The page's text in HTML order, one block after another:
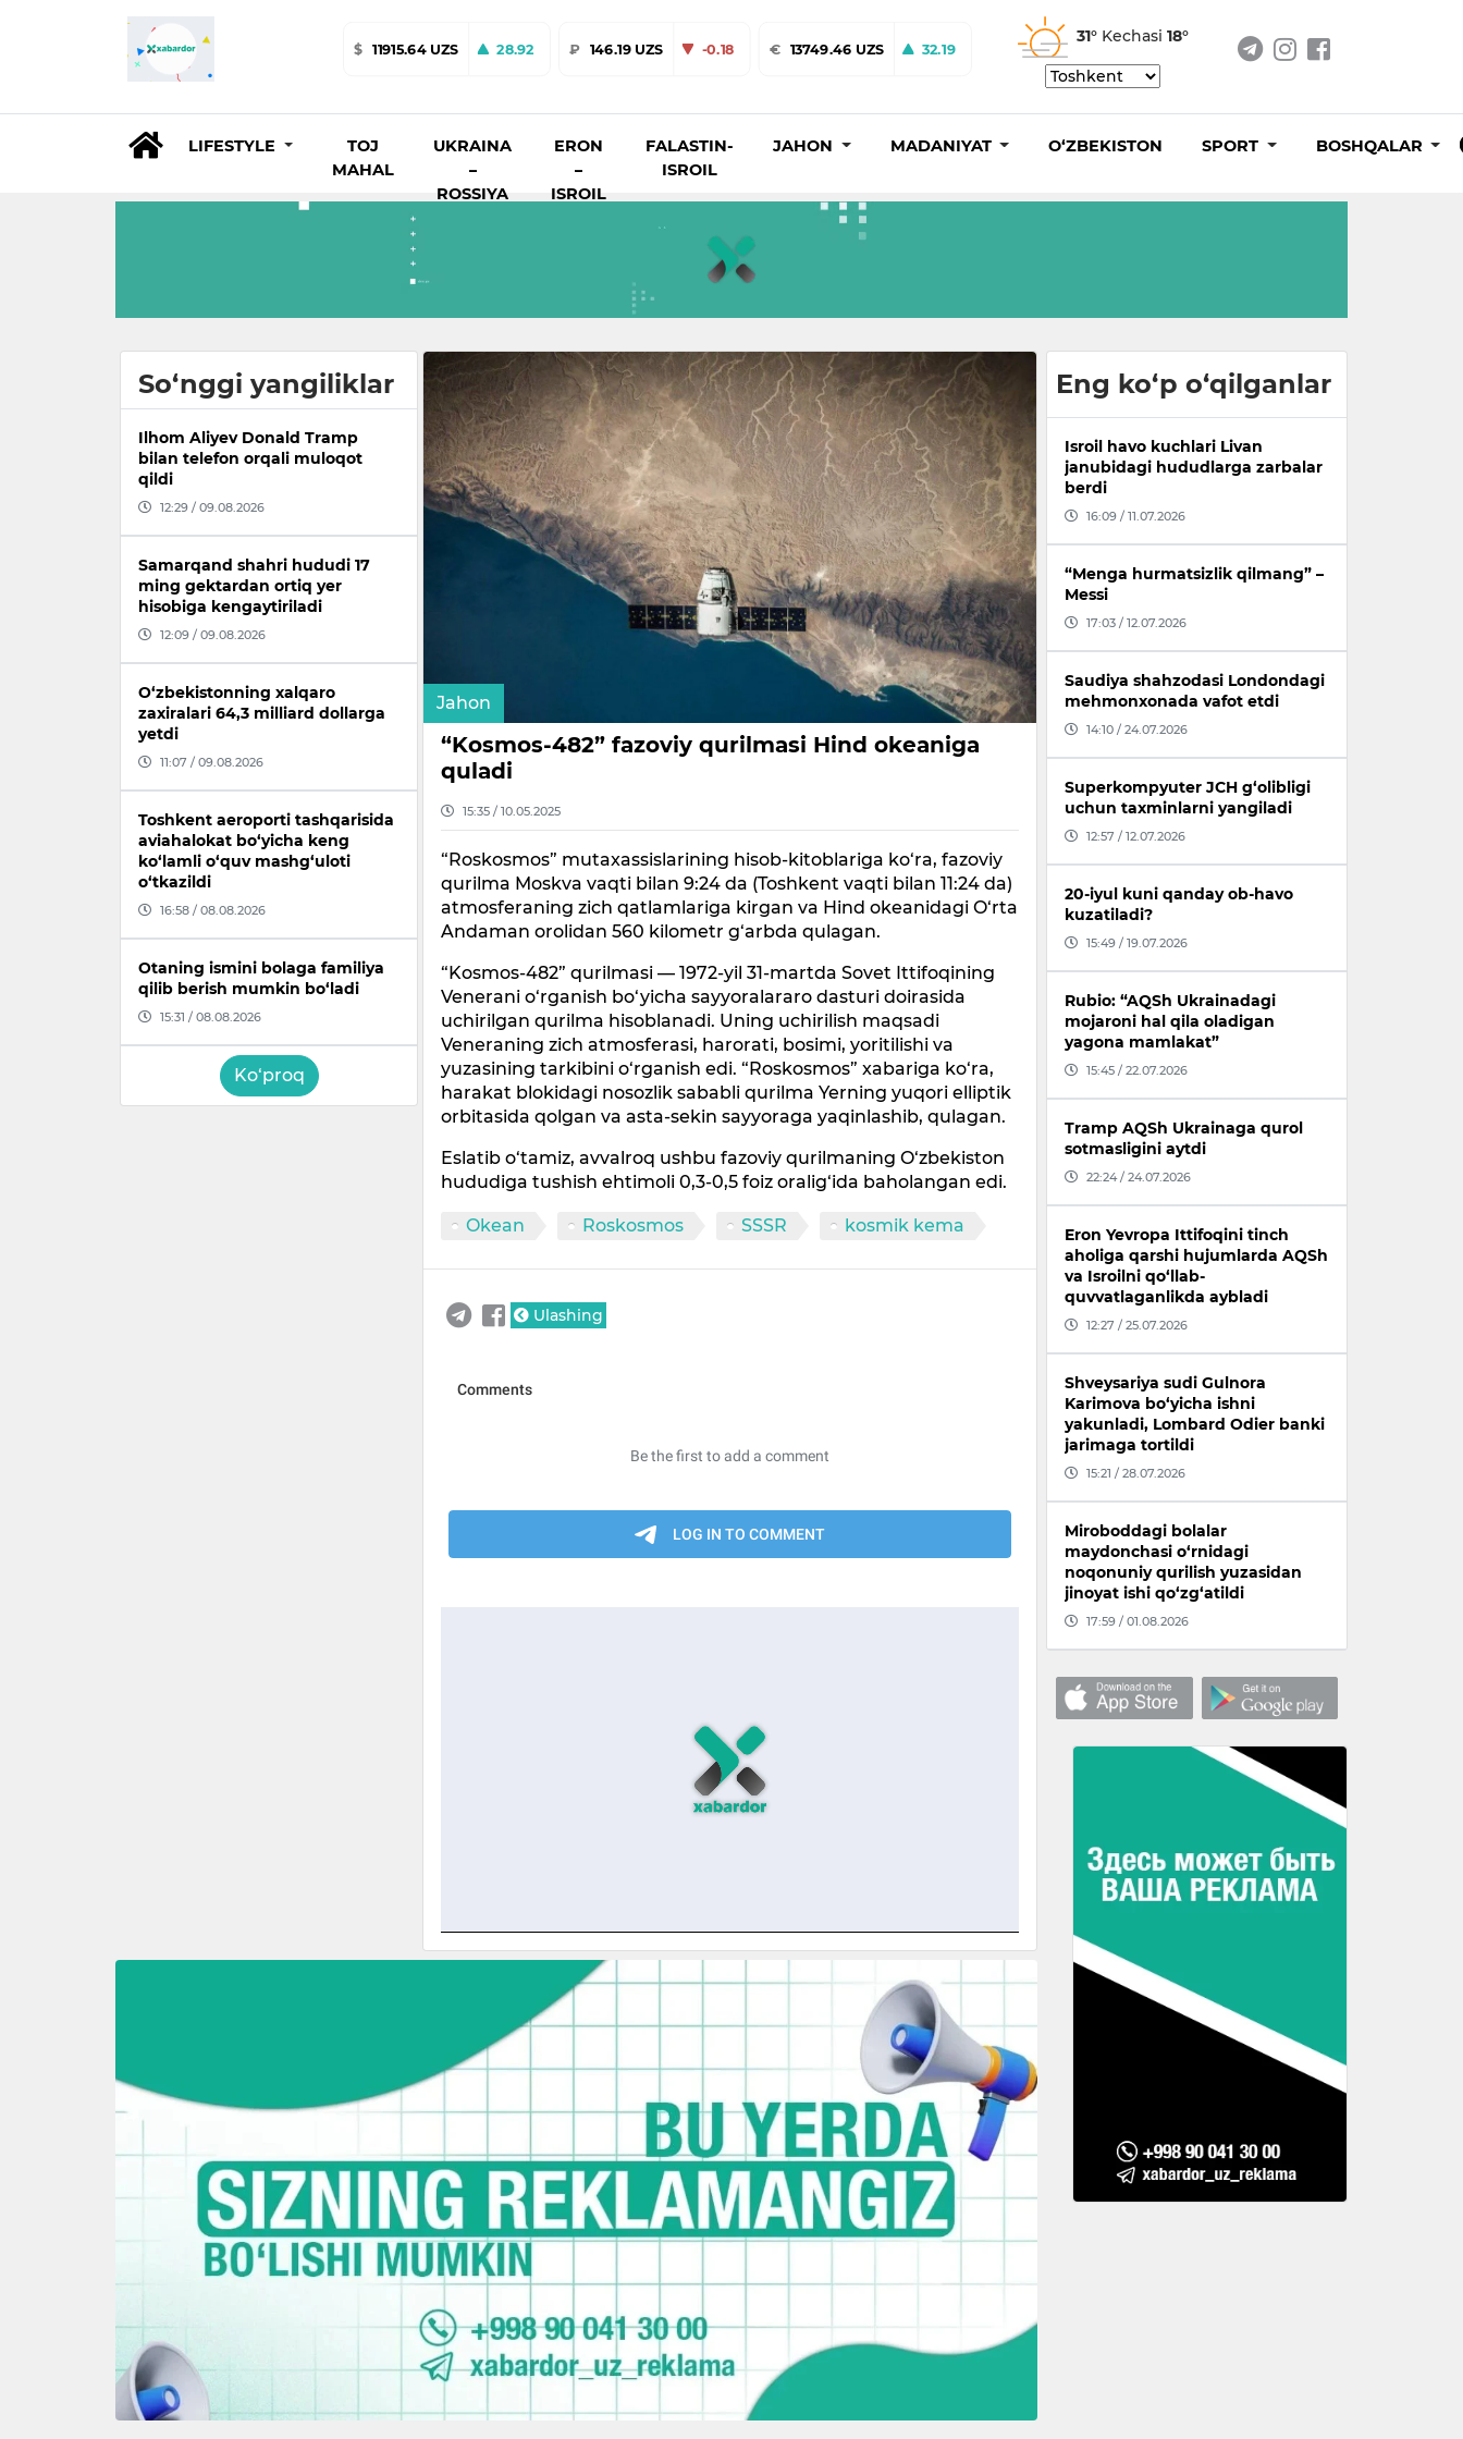
$ 11915.64 UZS 28.92 ₽ 146.19 UZS -0.18 € 13749.46 UZS 32.19
31° Kechasi 18°
LIFESTYLE
TOJ
MAHAL
UKRAINA
–
ROSSIYA
ERON
–
ISROIL
FALASTIN-
ISROIL
JAHON MADANIYAT O‘ZBEKISTON SPORT BOSHQALAR
So‘nggi yangiliklar
Ilhom Aliyev Donald Tramp
bilan telefon orqali muloqot
qildi
12:29 / 09.08.2026
Samarqand shahri hududi 17
ming gektardan ortiq yer
hisobiga kengaytiriladi
12:09 / 09.08.2026
O‘zbekistonning xalqaro
zaxiralari 64,3 milliard dollarga
yetdi
11:07 / 09.08.2026
Toshkent aeroporti tashqarisida
aviahalokat bo‘yicha keng
ko‘lamli o‘quv mashg‘uloti
o‘tkazildi
16:58 / 08.08.2026
Otaning ismini bolaga familiya
qilib berish mumkin bo‘ladi
15:31 / 08.08.2026
Ko‘proq
Jahon
“Kosmos-482” fazoviy qurilmasi Hind okeaniga
quladi
15:35 / 10.05.2025
“Roskosmos” mutaxassislarining hisob-kitoblariga ko‘ra, fazoviy
qurilma Moskva vaqti bilan 9:24 da (Toshkent vaqti bilan 11:24 da)
atmosferaning zich qatlamlariga kirgan va Hind okeanidagi O‘rta
Andaman orolidan 560 kilometr g‘arbda qulagan.
“Kosmos-482” qurilmasi — 1972-yil 31-martda Sovet Ittifoqining
Venerani o‘rganish bo‘yicha sayyoralararo dasturi doirasida
uchirilgan qurilma hisoblanadi. Uning uchirilish maqsadi
Veneraning zich atmosferasi, harorati, bosimi, yoritilishi va
yuzasining tarkibini o‘rganish edi. “Roskosmos” xabariga ko‘ra,
harakat blokidagi nosozlik sababli qurilma Yerning yuqori elliptik
orbitasida qolgan va asta-sekin sayyoraga yaqinlashib, qulagan.
Eslatib o‘tamiz, avvalroq ushbu fazoviy qurilmaning O‘zbekiston
hududiga tushish ehtimoli 0,3-0,5 foiz oralig‘ida baholangan edi.
Okean Roskosmos SSSR kosmik kema
Ulashing
Eng ko‘p o‘qilganlar
Isroil havo kuchlari Livan
janubidagi hududlarga zarbalar
berdi
16:09 / 11.07.2026
“Menga hurmatsizlik qilmang” –
Messi
17:03 / 12.07.2026
Saudiya shahzodasi Londondagi
mehmonxonada vafot etdi
14:10 / 24.07.2026
Superkompyuter JCH g‘olibligi
uchun taxminlarni yangiladi
12:57 / 12.07.2026
20-iyul kuni qanday ob-havo
kuzatiladi?
15:49 / 19.07.2026
Rubio: “AQSh Ukrainadagi
mojaroni hal qila oladigan
yagona mamlakat”
15:45 / 22.07.2026
Tramp AQSh Ukrainaga qurol
sotmasligini aytdi
22:24 / 24.07.2026
Eron Yevropa Ittifoqini tinch
aholiga qarshi hujumlarda AQSh
va Isroilni qo‘llab-
quvvatlaganlikda aybladi
12:27 / 25.07.2026
Shveysariya sudi Gulnora
Karimova bo‘yicha ishni
yakunladi, Lombard Odier banki
jarimaga tortildi
15:21 / 28.07.2026
Miroboddagi bolalar
maydonchasi o‘rnidagi
noqonuniy qurilish yuzasidan
jinoyat ishi qo‘zg‘atildi
17:59 / 01.08.2026